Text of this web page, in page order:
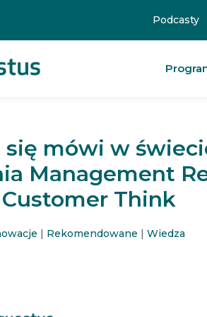
Podcasty
się mówi w
Management
Customer Think
| Rekomendowane |Wiedza